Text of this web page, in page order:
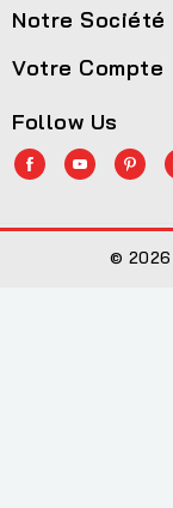
Notre Société
Votre Compte
Follow Us
© 2026